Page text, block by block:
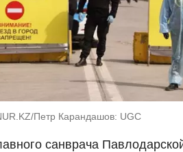
Петр Карандашов: UGC
санврача